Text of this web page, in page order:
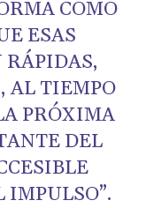
COMO
ESAS
RÁPIDAS,
AL TIEMPO
PRÓXIMA
DEL
IMPULSO”.